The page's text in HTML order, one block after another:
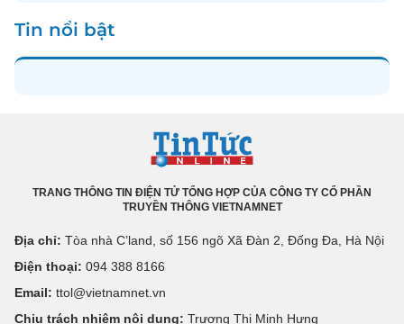
Tin nổi bật
TRANG THÔNG TIN ĐIỆN TỬ TỔNG HỢP CỦA CÔNG TY CỔ PHẦN
TRUYỀN THÔNG VIETNAMNET
Địa chỉ: Tòa nhà C’land, số 156 ngõ Xã Đàn 2, Đống Đa, Hà Nội
Điện thoại: 094 388 8166
Email: ttol@vietnamnet.vn
Chịu trách nhiệm nội dung: Trương Thị Minh Hưng